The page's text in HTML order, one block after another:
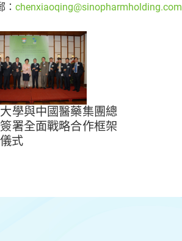
chenxiaoqing@sinopharmholding.com
學與中國醫藥集團總
署全面戰略合作框架
式